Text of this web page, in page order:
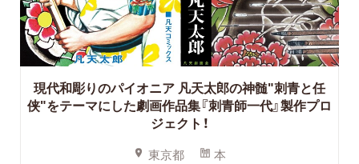
現代和彫りのパイオニア 凡天太郎の神髄"刺青と任
侠"をテーマにした劇画作品集『刺青師一代』製作プロ
ジェクト！
東京都 本